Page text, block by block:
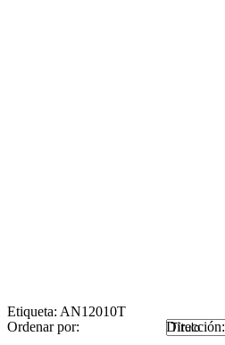
Etiqueta: AN12010T
Ordenar por:
Dirección: